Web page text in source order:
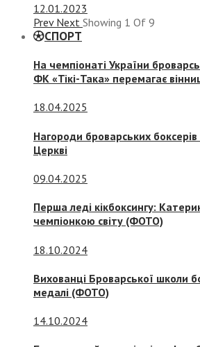
12.01.2023
Prev Next Showing 1 Of 9
СПОРТ
На чемпіонаті України
ФК «Тікі-Така» перемагає
18.04.2025
Нагороди броварських боксерів
Церкві
09.04.2025
Перша леді кікбоксингу:
чемпіонкою світу (ФОТО)
18.10.2024
Вихованці Броварської школи
медалі (ФОТО)
14.10.2024